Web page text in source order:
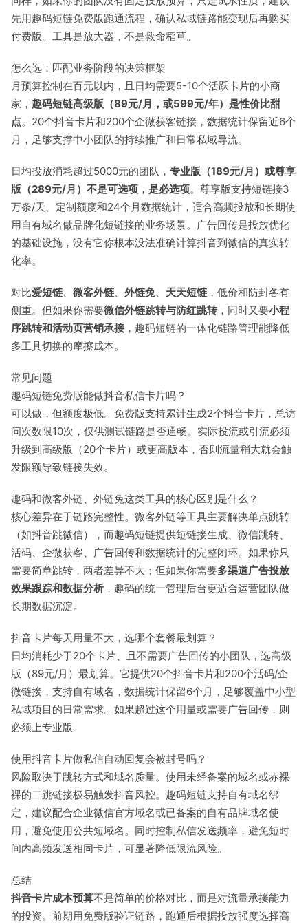
先用趣码短链免费版跑通流程，确认私域链路能变现后再购买
付费版。工具是放大器，不是救命稻草。
怎么选：匹配业务阶段的决策框架
月预算控制在百元以内，且日均需要5-10个活跃卡片的小商
家， 趣码短链高级版（89元/月，或599元/年）是性价比甜
点。20个抖音卡片和200个企微获客链接，数据统计保留近6个
月，足够支撑中小团队的持续推广和日常私域导流。
日均投放消耗超过5000元的团队， 专业版（189元/月）或尊享
版（289元/月）不是可选项，是必选项。尊享版支持短链接3
万条/天、定制额度和24个月数据统计，适合高频投放和长期使
用自有域名做品牌化短链接的业务场景。广告回传是投放优化
的基础设施，没有它你根本没法准确计算抖音到微信的真实转
化率。
对比爱短链 微客外链 外链兔、 天天短链 ，低价和防封各有
侧重。但如果你需要微信外链跳转与防红跳转，同时又要小程
序跳转和活动页营销承接 ，趣码短链的一体化链路管理能降低
多工具切换的摩擦成本。
常见问题
趣码短链免费版能做抖音私信卡片吗？
可以做，但额度极低。免费版支持累计生成2个抖音卡片，总访
问次数限10次，仅供测试链路是否通畅。实际投流或引流必须
升级到高级版（20个卡片）或更高版本，否则流量稍大就会触
发限额导致链接失效。
趣码和微客外链、外链兔这类工具的核心区别是什么？
核心差异在于链路完整性。微客外链等工具主要解决单点跳转
（如抖音跳微信），而趣码短链提供短链接生成、微信跳转、
活码、企微获客、广告回传和数据统计的完整闭环。如果你只
需要简单跳转，两者差异不大；但如果你需要多渠道广告投放
效果跟踪和数据分析 ，趣码的统一管理后台更适合运营团队做
长期数据沉淀。
抖音卡片每天用量不大，选哪个套餐最划算？
日均消耗少于20个卡片、且不需要广告回传的小团队，选高级
版（89元/月）最划算。它提供20个抖音卡片和200个活码/企
微链接，支持自有域名，数据统计保留6个月，足够覆盖中小型
私域项目的日常需求。如果超过这个用量或需要广告回传，则
必须上专业版。
使用抖音卡片做私信自动回复会被封号吗？
风险取决于跳转方式和域名质量。使用未经备案的域名或赤裸
裸的二跳链接极易触发抖音风控。趣码短链支持自有域名绑
定，建议配合企业微信官方域名或已备案的自有品牌域名使
用，避免使用公共短域名。同时控制私信发送频率，避免短时
间内高频发送相同卡片，可显著降低限流风险。
总结
抖音卡片成本预算不是简单的价格对比，而是对流量承接能力
的投资。前期用免费版验证链路，跑通后根据投放强度选择高